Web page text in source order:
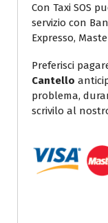
Con Taxi SOS
servizio con
Expresso,
Preferisci
Cantello
problema,
scrivilo al